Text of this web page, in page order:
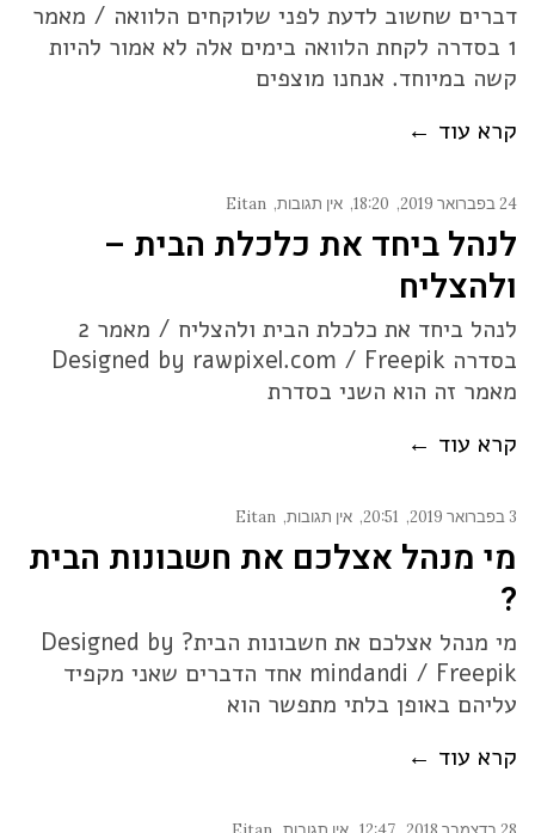
דברים שחשוב לדעת לפני שלוקחים הלוואה / מאמר
1 בסדרה לקחת הלוואה בימים אלה לא אמור להיות
קשה במיוחד. אנחנו מוצפים
קרא עוד ←
24 בפברואר 2019 18:20 אין תגובות Eitan
לנהל ביחד את כלכלת הבית –
ולהצליח
לנהל ביחד את כלכלת הבית ולהצליח / מאמר 2
בסדרה Designed by rawpixel.com / Freepik
מאמר זה הוא השני בסדרת
קרא עוד ←
3 בפברואר 2019 20:51 אין תגובות Eitan
מי מנהל אצלכם את חשבונות הבית
?
מי מנהל אצלכם את חשבונות הבית? Designed by
mindandi / Freepik אחד הדברים שאני מקפיד
עליהם באופן בלתי מתפשר הוא
קרא עוד ←